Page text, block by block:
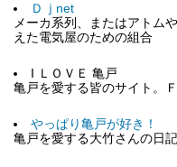
Ｄｊnet
メーカ系列、またはアトム
えた電気屋のための組合
I ＬＯＶＥ 亀戸
亀戸を愛する皆のサイト。
やっぱり亀戸が好き！
亀戸を愛する大竹さんの日記